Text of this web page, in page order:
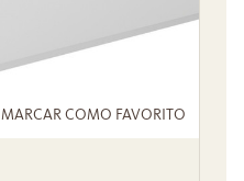
MARCAR COMO FAVORITO